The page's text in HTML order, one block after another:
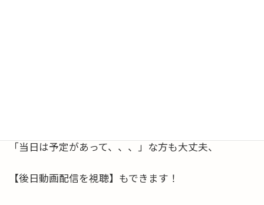
「当日は予定があって、、、」な方も大丈夫、
【後日動画配信を視聴】もできます！